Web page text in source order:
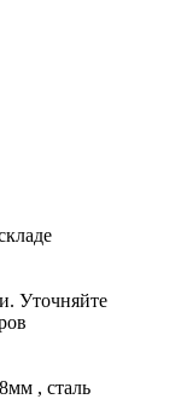
Уточняйте
, сталь